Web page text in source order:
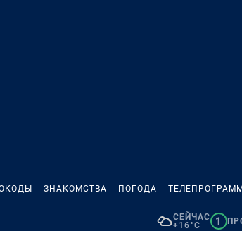
ЗНАКОМСТВА ПОГОДА
СЕЙЧАС
+16°C
1